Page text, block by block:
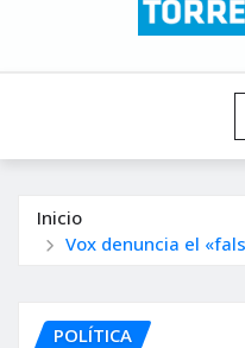
Inicio
Vox denuncia el
POLÍTICA